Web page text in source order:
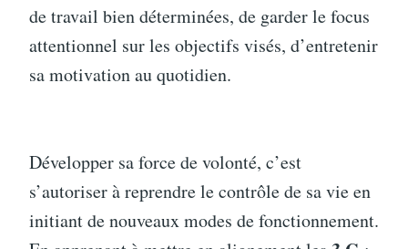
de travail bien déterminées, de garder le focus
attentionnel sur les objectifs visés, d’entretenir
sa motivation au quotidien.
Développer sa force de volonté, c’est
s’autoriser à reprendre le contrôle de sa vie en
initiant de nouveaux modes de fonctionnement.